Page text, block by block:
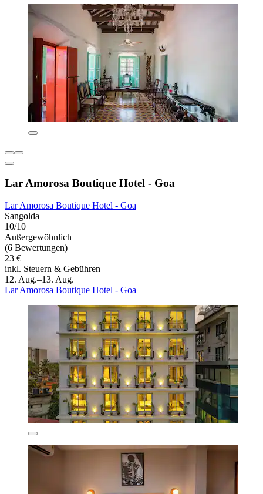
Lar Amorosa Boutique Hotel - Goa
Lar Amorosa Boutique Hotel - Goa
Sangolda
10/10
Außergewöhnlich
(6 Bewertungen)
23 €
inkl. Steuern & Gebühren
12. Aug.–13. Aug.
Lar Amorosa Boutique Hotel - Goa